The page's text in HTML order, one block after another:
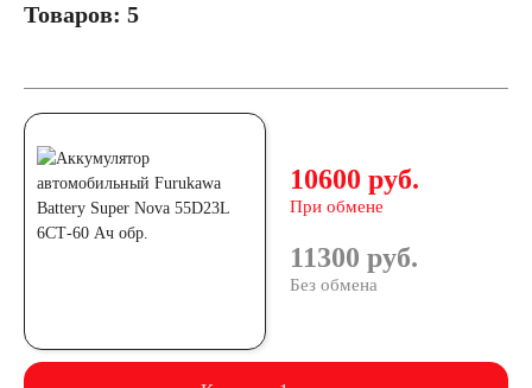
Товаров: 5
10600 руб.
При обмене
11300 руб.
Без обмена